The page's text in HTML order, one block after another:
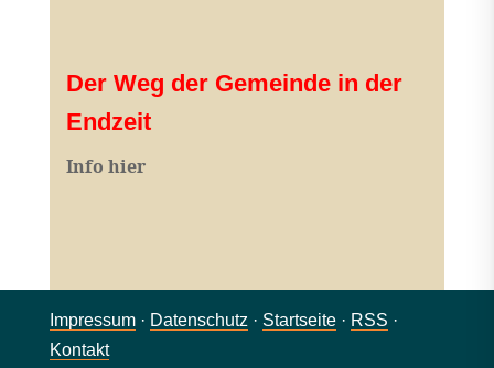
Der Weg der Gemeinde in der
Endzeit
Info hier
Impressum· Datenschutz · Startseite· RSS ·
Kontakt